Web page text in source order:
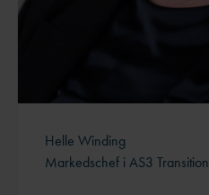
Helle Winding
Markedschef i AS3 Transition